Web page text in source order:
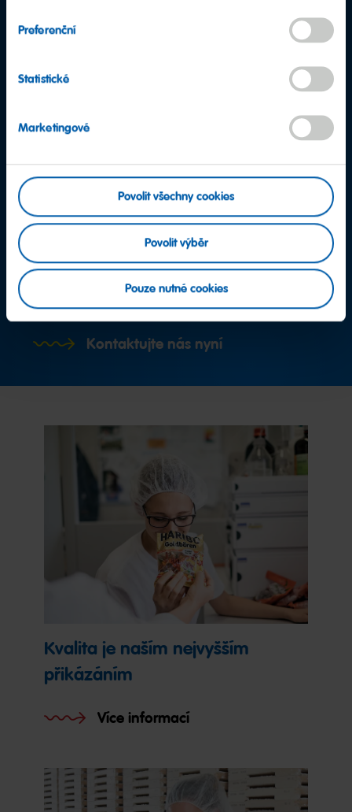
Preferenční
Statistické
Marketingové
Povolit všechny cookies
Povolit výběr
Pouze nutné cookies
Další otázky?
Tým klientského servisu
Kontaktujte nás nyní
Kvalita je naším nejvyšším
přikázáním
Více informací